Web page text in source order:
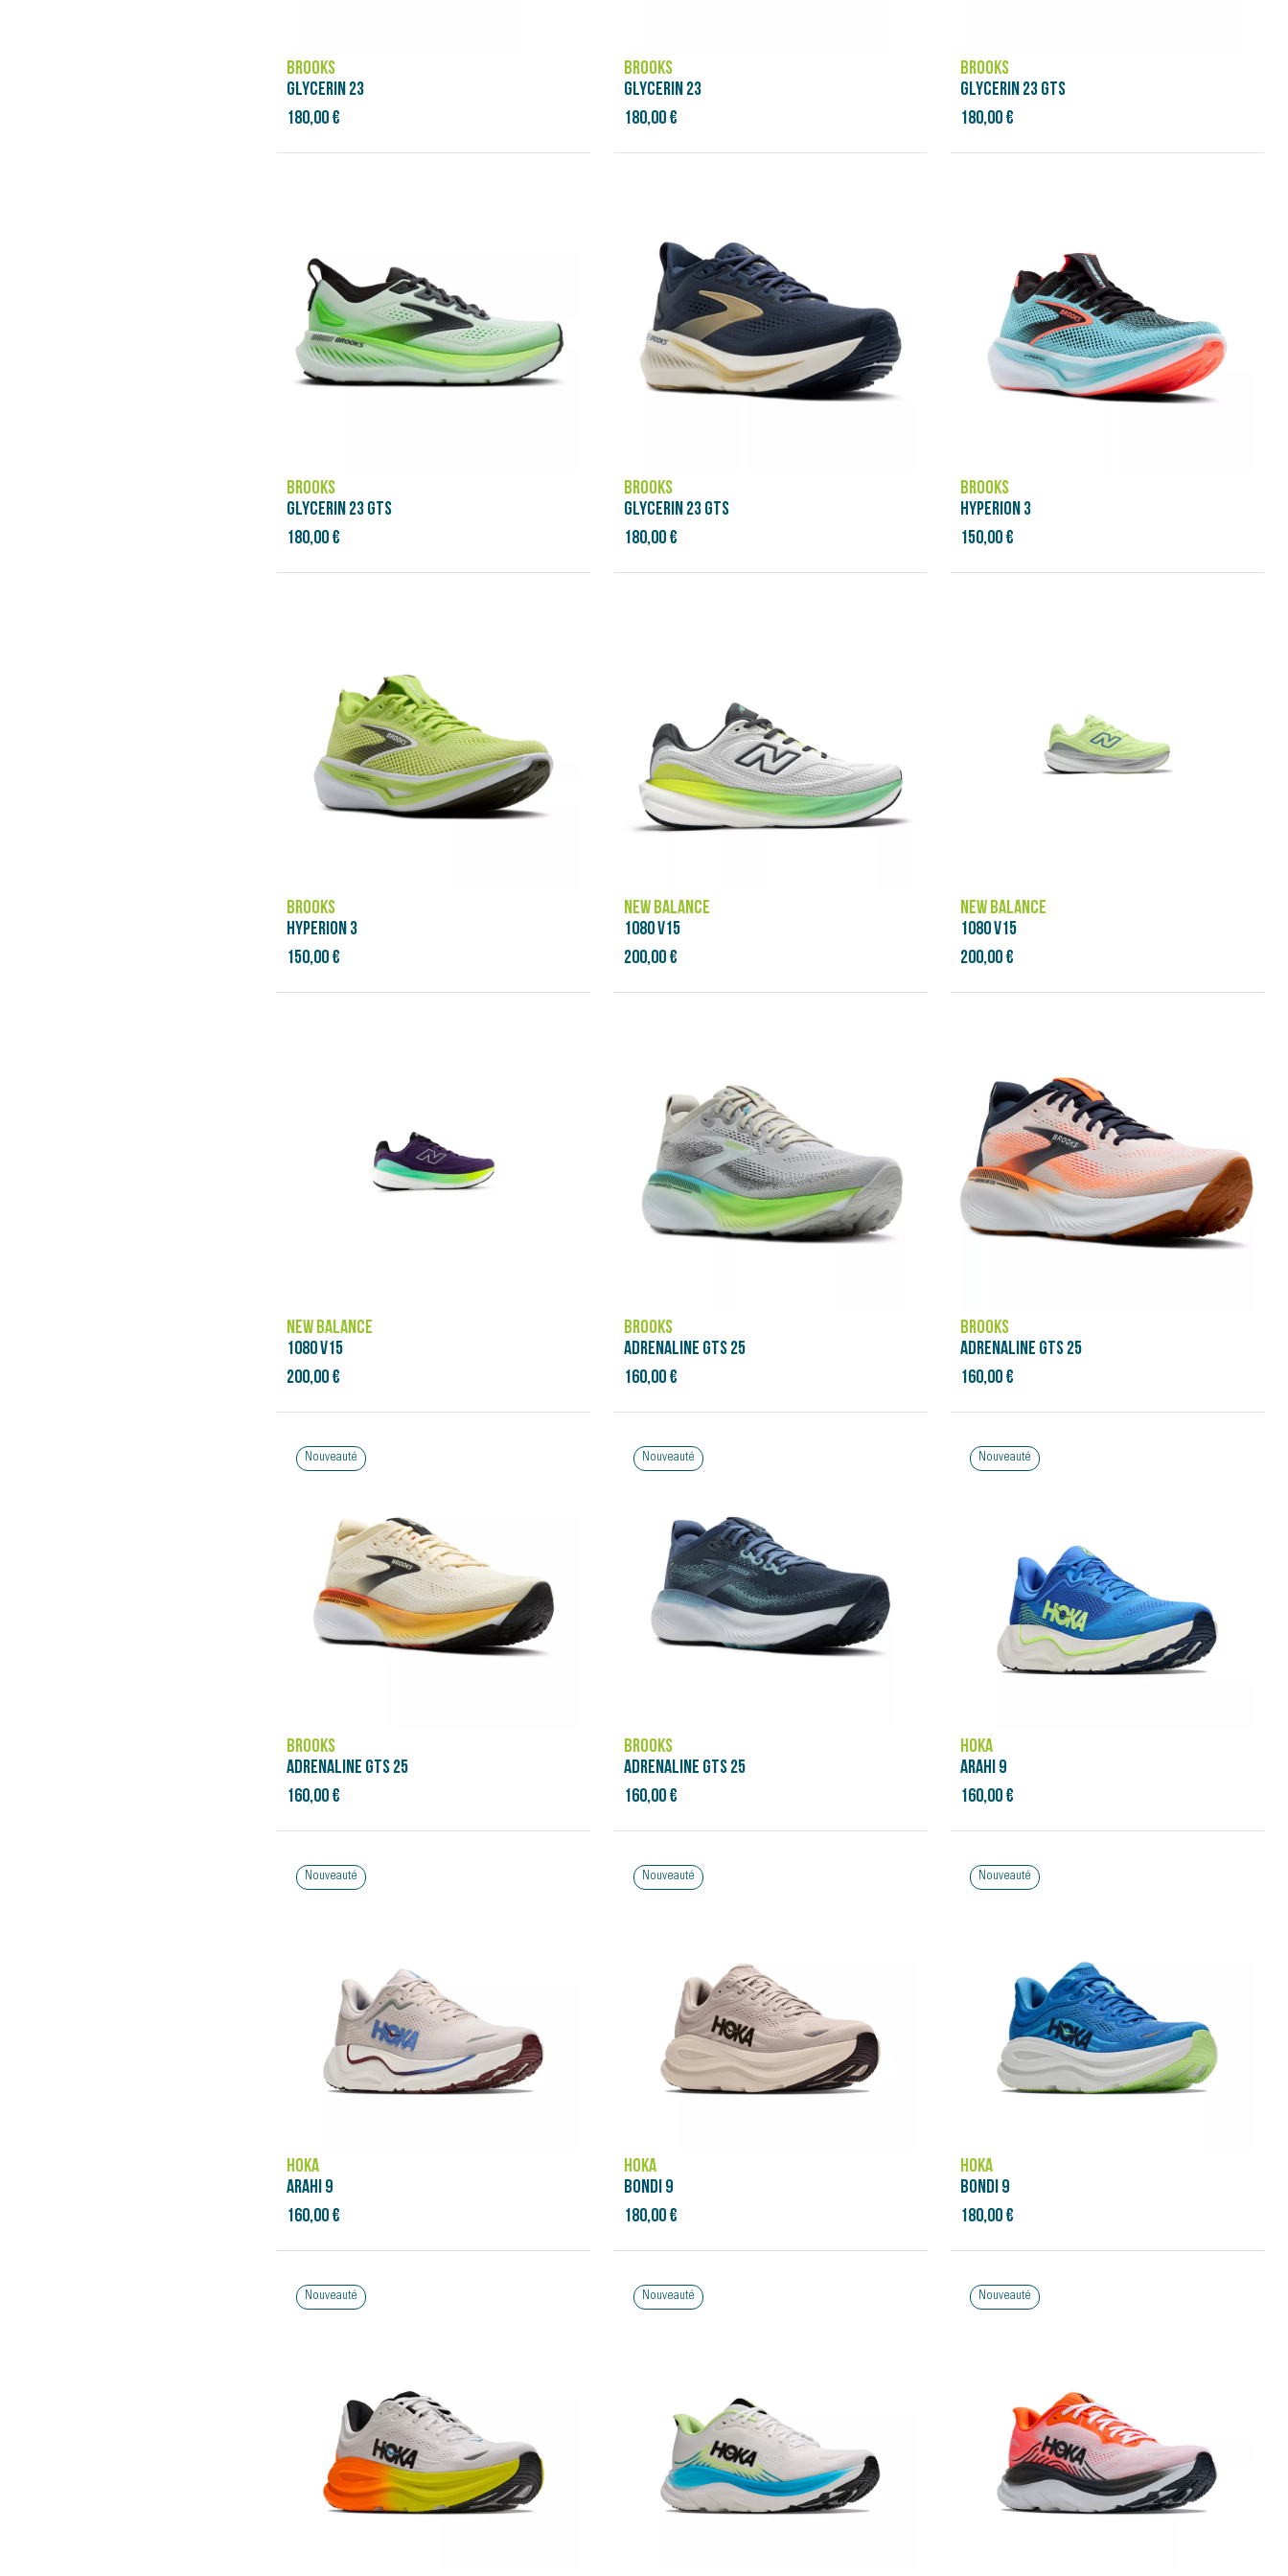
BROOKS
GLYCERIN 23
180,00 €
BROOKS
GLYCERIN 23
180,00 €
BROOKS
GLYCERIN 23 GTS
180,00 €
BROOKS
GLYCERIN 23 GTS
180,00 €
BROOKS
GLYCERIN 23 GTS
180,00 €
BROOKS
HYPERION 3
150,00 €
BROOKS
HYPERION 3
150,00 €
NEW BALANCE
1080 V15
200,00 €
NEW BALANCE
1080 V15
200,00 €
NEW BALANCE
1080 V15
200,00 €
BROOKS
ADRENALINE GTS 25
160,00 €
BROOKS
ADRENALINE GTS 25
160,00 €
Nouveauté
BROOKS
ADRENALINE GTS 25
160,00 €
Nouveauté
BROOKS
ADRENALINE GTS 25
160,00 €
Nouveauté
HOKA
ARAHI 9
160,00 €
Nouveauté
HOKA
ARAHI 9
160,00 €
Nouveauté
HOKA
BONDI 9
180,00 €
Nouveauté
HOKA
BONDI 9
180,00 €
Nouveauté Nouveauté Nouveauté